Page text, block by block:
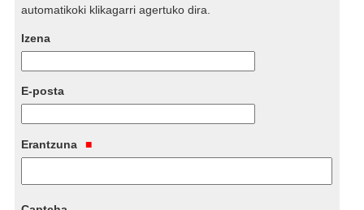
automatikoki klikagarri agertuko dira.
Izena
E-posta
Erantzuna